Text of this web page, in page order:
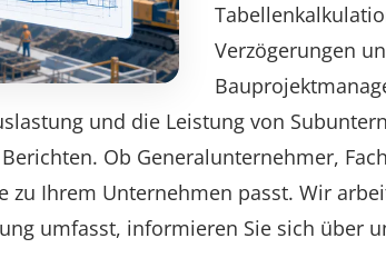
Verzögerungen
und die Leistung von
Ob Generalunternehmer,
zu Ihrem Unternehmen passt. Wir
umfasst, informieren Sie sich über